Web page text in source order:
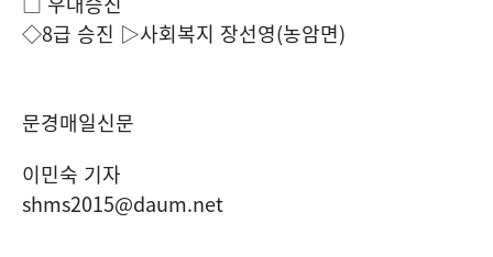
◇8급 승진 ▷사회복지 장선영(농암면)
문경매일신문
이민숙 기자
shms2015@daum.net